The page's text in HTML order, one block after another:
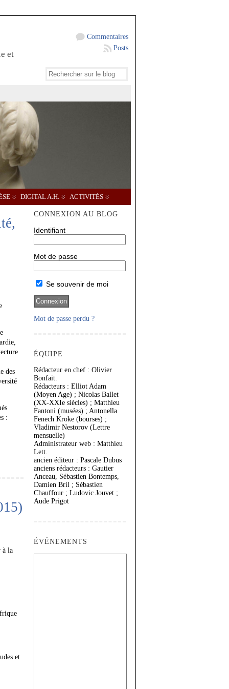
et
Commentaires
Posts
DIGITAL A.H. ACTIVITÉS
des
:
à la
et
CONNEXION AU BLOG
Identifiant
Mot de passe
Se souvenir de moi
Mot de passe perdu ?
ÉQUIPE
Rédacteur en chef : Olivier
Bonfait.
Rédacteurs : Elliot Adam
(Moyen Age) ; Nicolas Ballet
(XX-XXIe siècles) ; Matthieu
Fantoni (musées) ; Antonella
Fenech Kroke (bourses) ;
Vladimir Nestorov (Lettre
mensuelle)
Administrateur web : Matthieu
Lett.
ancien éditeur : Pascale Dubus
anciens rédacteurs : Gautier
Anceau, Sébastien Bontemps,
Damien Bril ; Sébastien
Chauffour ; Ludovic Jouvet ;
Aude Prigot
ÉVÉNEMENTS